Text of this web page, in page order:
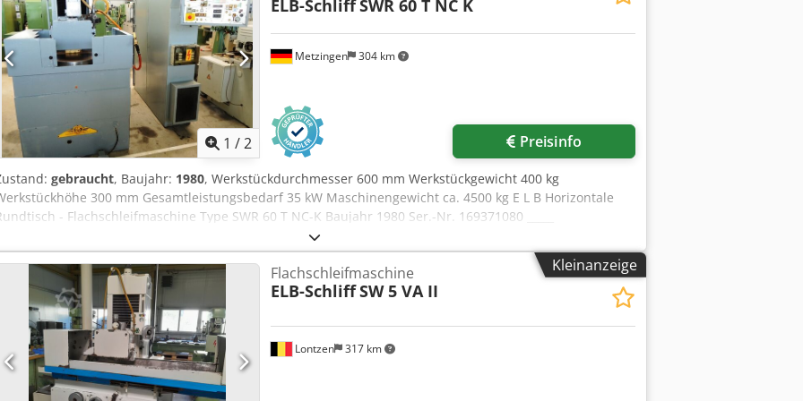
1 /2
Metzingen 304 km
ELB-SchliffSWR 60 T NC K
Preisinfo
gebraucht, Baujahr: 1980, Werkstückdurchmesser 600 mm Werkstückgewicht 400 kg
300 mm Gesamtleistungsbedarf 35 kW Maschinengewicht ca. 4500 kg E L B Horizontale
- Flachschleifmaschine Type SWR 60 T NC-K Baujahr 1980 Ser.-Nr. 169371080 _____
Schleifbereich . 600 mm Tisch-durchm. / Magnetplatte-Ø 600 mm Tischdrehzahl stufenlos regelbar 20 - 80
Min. Schwing - durchm. ca. 800 mm max. Schleifhöhe über Magnet ca. 300 mm Senkrechbewegung des
Schleifkopfes 220 mm Querbewegung des Schleifschlittens 320 mm Tischbelastung max. 400 kg
Vertikalzustellung automatisch 0,01 - 0,2 mm/Hub Schleifspindel-Drehzahlen stfl. regelbar bis 1.000 -
2.400 U/min Schleifscheiben-druchm. max. 400 x 120 x 76 mm Schleifspindel-Antrieb ca. max. 28 kW
Gesamtantrieb 35 kW - 380 V - 50 Hz Gewicht 4.500 kg Zubehör / Sonderausstattung " Schaltpult an der
Maschine mit der Einstellmöglichkeit für die stufenlose Schleifspindeldrehzahl (Potentiometer) mit
analoger Anzeige der Schnittgeschwindigkeit in m/sec. Und auch Ampere-Anzeige stufenlose
Tischdrehzahl, stfl. Querhubgeschwindigkeit d. Schleifschlittens, und stufenlose vertikale Zustellung der
Kleinanzeige
Lontzen 317 km
Flachschleifmaschine
ELB-SchliffSW 5 VA II